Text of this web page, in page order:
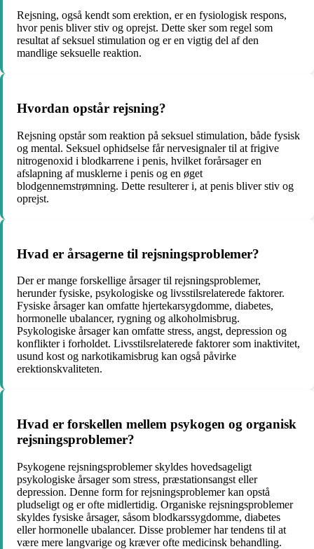
Rejsning, også kendt som erektion, er en fysiologisk respons,
hvor penis bliver stiv og oprejst. Dette sker som regel som
resultat af seksuel stimulation og er en vigtig del af den
mandlige seksuelle reaktion.
Hvordan opstår rejsning?
Rejsning opstår som reaktion på seksuel stimulation, både fysisk
og mental. Seksuel ophidselse får nervesignaler til at frigive
nitrogenoxid i blodkarrene i penis, hvilket forårsager en
afslapning af musklerne i penis og en øget
blodgennemstrømning. Dette resulterer i, at penis bliver stiv og
oprejst.
Hvad er årsagerne til rejsningsproblemer?
Der er mange forskellige årsager til rejsningsproblemer,
herunder fysiske, psykologiske og livsstilsrelaterede faktorer.
Fysiske årsager kan omfatte hjertekarsygdomme, diabetes,
hormonelle ubalancer, rygning og alkoholmisbrug.
Psykologiske årsager kan omfatte stress, angst, depression og
konflikter i forholdet. Livsstilsrelaterede faktorer som inaktivitet,
usund kost og narkotikamisbrug kan også påvirke
erektionskvaliteten.
Hvad er forskellen mellem psykogen og organisk
rejsningsproblemer?
Psykogene rejsningsproblemer skyldes hovedsageligt
psykologiske årsager som stress, præstationsangst eller
depression. Denne form for rejsningsproblemer kan opstå
pludseligt og er ofte midlertidig. Organiske rejsningsproblemer
skyldes fysiske årsager, såsom blodkarssygdomme, diabetes
eller hormonelle ubalancer. Disse problemer har tendens til at
være mere langvarige og kræver ofte medicinsk behandling.